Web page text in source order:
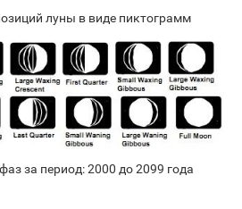
луны в виде пиктограмм
за период: 2000 до 2099 года